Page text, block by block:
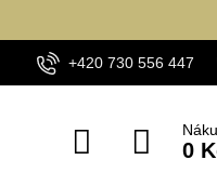
+420 730 556 447
0